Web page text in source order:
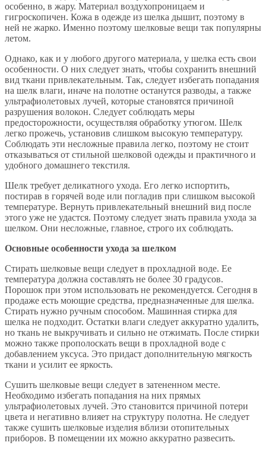
особенно, в жару. Материал воздухопроницаем и
гигроскопичен. Кожа в одежде из шелка дышит, поэтому в
ней не жарко. Именно поэтому шелковые вещи так популярны
летом.
Однако, как и у любого другого материала, у шелка есть свои
особенности. О них следует знать, чтобы сохранить внешний
вид ткани привлекательным. Так, следует избегать попадания
на шелк влаги, иначе на полотне останутся разводы, а также
ультрафиолетовых лучей, которые становятся причиной
разрушения волокон. Следует соблюдать меры
предосторожности, осуществляя обработку утюгом. Шелк
легко прожечь, установив слишком высокую температуру.
Соблюдать эти несложные правила легко, поэтому не стоит
отказываться от стильной шелковой одежды и практичного и
удобного домашнего текстиля.
Шелк требует деликатного ухода. Его легко испортить,
постирав в горячей воде или погладив при слишком высокой
температуре. Вернуть привлекательный внешний вид после
этого уже не удастся. Поэтому следует знать правила ухода за
шелком. Они несложные, главное, строго их соблюдать.
Основные особенности ухода за шелком
Стирать шелковые вещи следует в прохладной воде. Ее
температура должна составлять не более 30 градусов.
Порошок при этом использовать не рекомендуется. Сегодня в
продаже есть моющие средства, предназначенные для шелка.
Стирать нужно ручным способом. Машинная стирка для
шелка не подходит. Остатки влаги следует аккуратно удалить,
но ткань не выкручивать и сильно не отжимать. После стирки
можно также прополоскать вещи в прохладной воде с
добавлением уксуса. Это придаст дополнительную мягкость
ткани и усилит ее яркость.
Сушить шелковые вещи следует в затененном месте.
Необходимо избегать попадания на них прямых
ультрафиолетовых лучей. Это становится причиной потери
цвета и негативно влияет на структуру полотна. Не следует
также сушить шелковые изделия вблизи отопительных
приборов. В помещении их можно аккуратно развесить.